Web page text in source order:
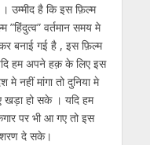
उम्मीद है कि इस फ़िल्म
”हिंदुत्व” वर्तमान समय मे
बनाई गई है , इस फ़िल्म
हम अपने हक़ के लिए इस
मांगा तो दुनिया मे
खड़ा हो सके । यदि हम
पर भी आ गए तो इस
शरण दे सके।